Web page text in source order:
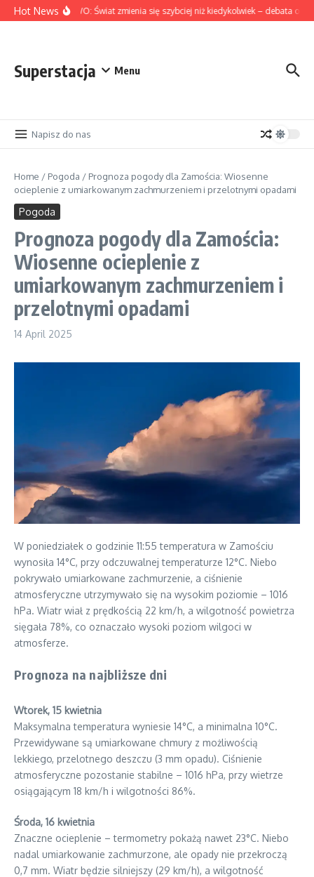
Skip to content
Hot NewsNA ŻYWO: Świat zmienia się szybciej niż kiedykolwiek – debata o
Superstacja Menu
Napisz do nas
Home / Pogoda / Prognoza pogody dla Zamościa: Wiosenne
ocieplenie z umiarkowanym zachmurzeniem i przelotnymi opadami
Pogoda
Prognoza pogody dla Zamościa:
Wiosenne ocieplenie z
umiarkowanym zachmurzeniem i
przelotnymi opadami
14 April 2025
W poniedziałek o godzinie 11:55 temperatura w Zamościu
wynosiła 14°C, przy odczuwalnej temperaturze 12°C. Niebo
pokrywało umiarkowane zachmurzenie, a ciśnienie
atmosferyczne utrzymywało się na wysokim poziomie – 1016
hPa. Wiatr wiał z prędkością 22 km/h, a wilgotność powietrza
sięgała 78%, co oznaczało wysoki poziom wilgoci w
atmosferze.
Prognoza na najbliższe dni
Wtorek, 15 kwietnia
Maksymalna temperatura wyniesie 14°C, a minimalna 10°C.
Przewidywane są umiarkowane chmury z możliwością
lekkiego, przelotnego deszczu (3 mm opadu). Ciśnienie
atmosferyczne pozostanie stabilne – 1016 hPa, przy wietrze
osiągającym 18 km/h i wilgotności 86%.
Środa, 16 kwietnia
Znaczne ocieplenie – termometry pokażą nawet 23°C. Niebo
nadal umiarkowanie zachmurzone, ale opady nie przekroczą
0,7 mm. Wiatr będzie silniejszy (29 km/h), a wilgotność